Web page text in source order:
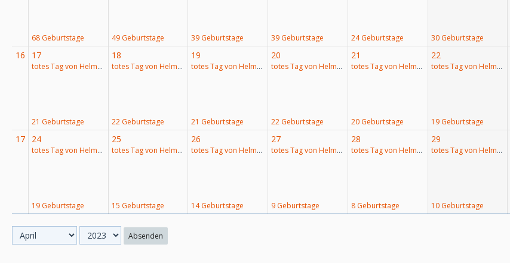
68 Geburtstage 49 Geburtstage 39 Geburtstage 39 Geburtstage 24 Geburtstage 30 Geburtstage
16 17
totes Tag von Helmut Lubos
21 Geburtstage
18
totes Tag von Helmut Lubos
22 Geburtstage
19
totes Tag von Helmut Lubos
21 Geburtstage
20
totes Tag von Helmut Lubos
22 Geburtstage
21
totes Tag von Helmut Lubos
20 Geburtstage
22
totes Tag von Helmut Lubos
19 Geburtstage
17 24
totes Tag von Helmut Lubos
19 Geburtstage
25
totes Tag von Helmut Lubos
15 Geburtstage
26
totes Tag von Helmut Lubos
14 Geburtstage
27
totes Tag von Helmut Lubos
9 Geburtstage
28
totes Tag von Helmut Lubos
8 Geburtstage
29
totes Tag von Helmut Lubos
10 Geburtstage
Absenden